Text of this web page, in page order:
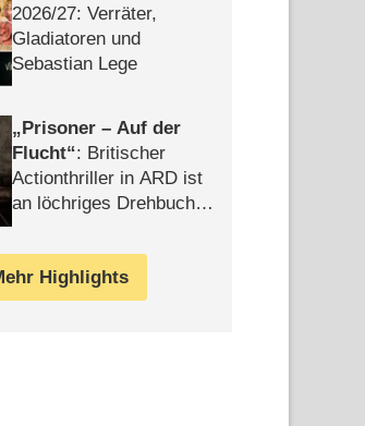
2026/​27: Verräter,
Gladiatoren und
Sebastian Lege
Prisoner – Auf der
Flucht : Britischer
Actionthriller in ARD ist
an löchriges Drehbuch
Highlights